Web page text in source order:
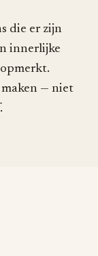
die er zijn
innerlijke
— niet